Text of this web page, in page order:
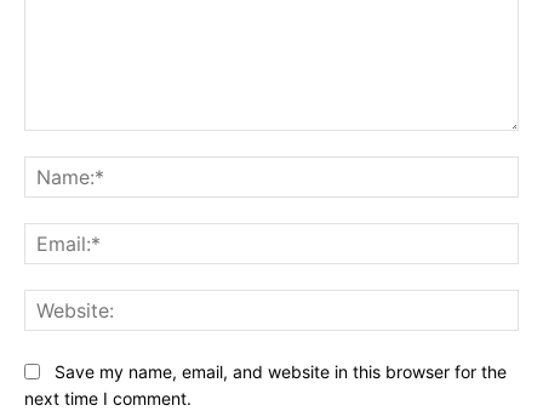
Save my name, email, and website in this browser for the
next time I comment.